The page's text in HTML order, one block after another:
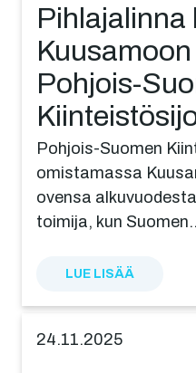
Pihla­ja­lin­na
Pohjois-
Pohjois-Suomen
omistamassa
ovensa
toimija, kun
LUE LISÄÄ
24.11.2025